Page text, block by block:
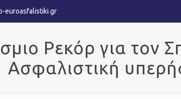
euroasfalistiki.gr
Ρεκόρ για τον
Ασφαλιστική